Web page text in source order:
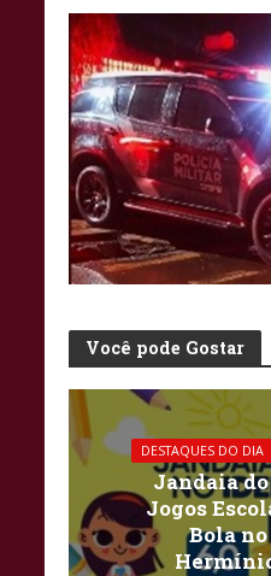
Você pode Gostar
DESTAQUES DO DIA
Jandaia
Jogos
Bola